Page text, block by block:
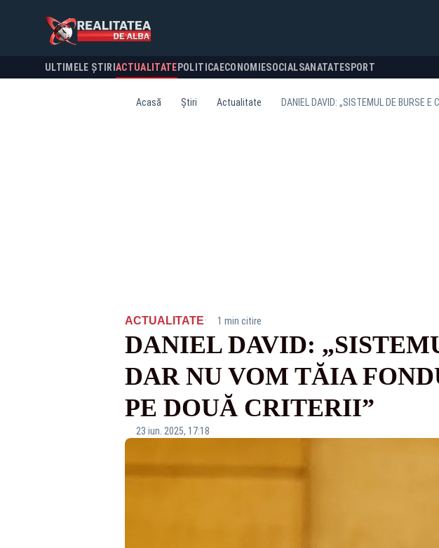
ULTIMELE ȘTIRI ACTUALITATE POLITICA ECONOMIESOCIALSANATATESPORT
Acasă Știri Actualitate DANIEL DAVID: „SISTEMUL DE BURSE E
ACTUALITATE· 1 min citire
DANIEL DAVID:
DAR NU VOM TĂIA
PE DOUĂ CRITERII”
23 iun. 2025, 17:18